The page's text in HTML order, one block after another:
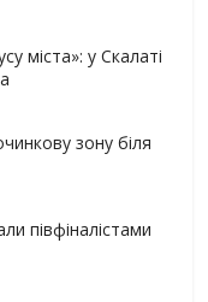
міста»: у Скалаті
зону біля
півфіналістами